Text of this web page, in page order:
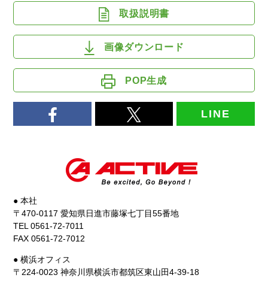
取扱説明書
画像ダウンロード
POP生成
LINE
● 本社
〒470-0117 愛知県日進市藤塚七丁目55番地
TEL 0561-72-7011
FAX 0561-72-7012
● 横浜オフィス
〒224-0023 神奈川県横浜市都筑区東山田4-39-18